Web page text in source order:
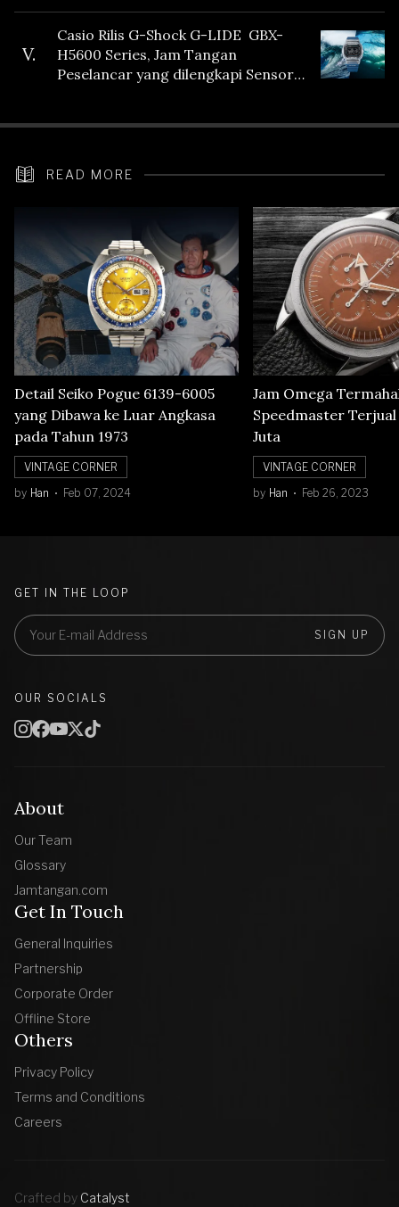
V.
Casio Rilis G-Shock G-LIDE GBX-
H5600 Series, Jam Tangan
Peselancar yang dilengkapi Sensor
READ MORE
Detail Seiko Pogue 6139-6005
yang Dibawa ke Luar Angkasa
pada Tahun 1973
VINTAGE CORNER
by Han Feb 07, 2024
Jam Omega
Speedmaster Terjual
Juta
VINTAGE CORNER
by Han Feb 26, 2023
About
Our Team
Glossary
Jamtangan.com
Get In Touch
General Inquiries
Partnership
Corporate Order
Offline Store
Others
Privacy Policy
Terms and Conditions
Careers
GET IN THE LOOP
SIGN UP
OUR SOCIALS
Crafted by Catalyst